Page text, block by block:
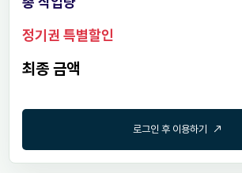
정기권 특별할인
최종 금액
로그인 후 이용하기